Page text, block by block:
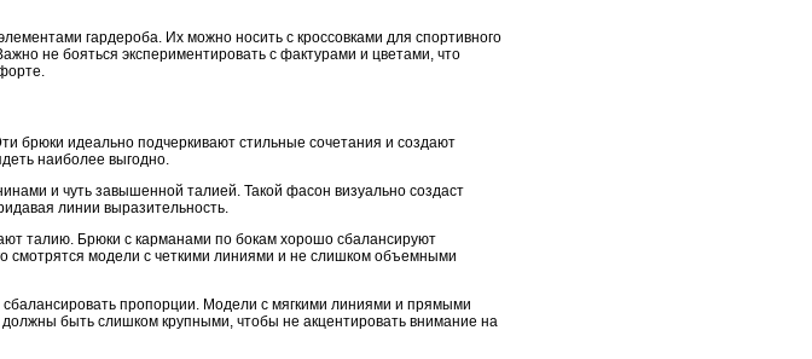
гардероба. Их можно носить с кроссовками для спортивного
не бояться экспериментировать с фактурами и цветами, что
брюки идеально подчеркивают стильные сочетания и создают
наиболее выгодно.
и чуть завышенной талией. Такой фасон визуально создаст
линии выразительность.
талию. Брюки с карманами по бокам хорошо сбалансируют
смотрятся модели с четкими линиями и не слишком объемными
пропорции. Модели с мягкими линиями и прямыми
быть слишком крупными, чтобы не акцентировать внимание на